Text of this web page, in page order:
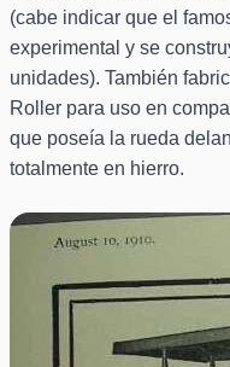
(cabe indicar que el
experimental y se
unidades). También
Roller para uso en
que poseía la rueda
totalmente en hierro.